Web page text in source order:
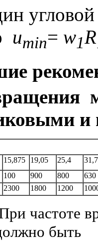
umin= w1R
и
15,875 19,05 25,4
100 900 800
630
2300 1800 1200
частоте
быть